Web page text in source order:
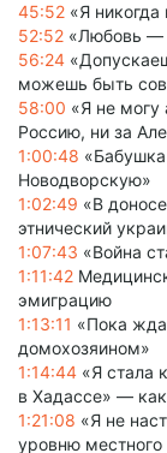
45:52 «Я
52:52 «Любовь —
56:24
можешь быть
58:00 «Я не могу
Россию, ни за
1:00:48
Новодворскую»
1:02:49 «В
этнический
1:07:43 «Война
1:11:42
эмиграцию
1:13:11 «Пока
домохозяином»
1:14:44 «Я стала
в Хадассе» —
1:21:08 «Я не
уровню местного